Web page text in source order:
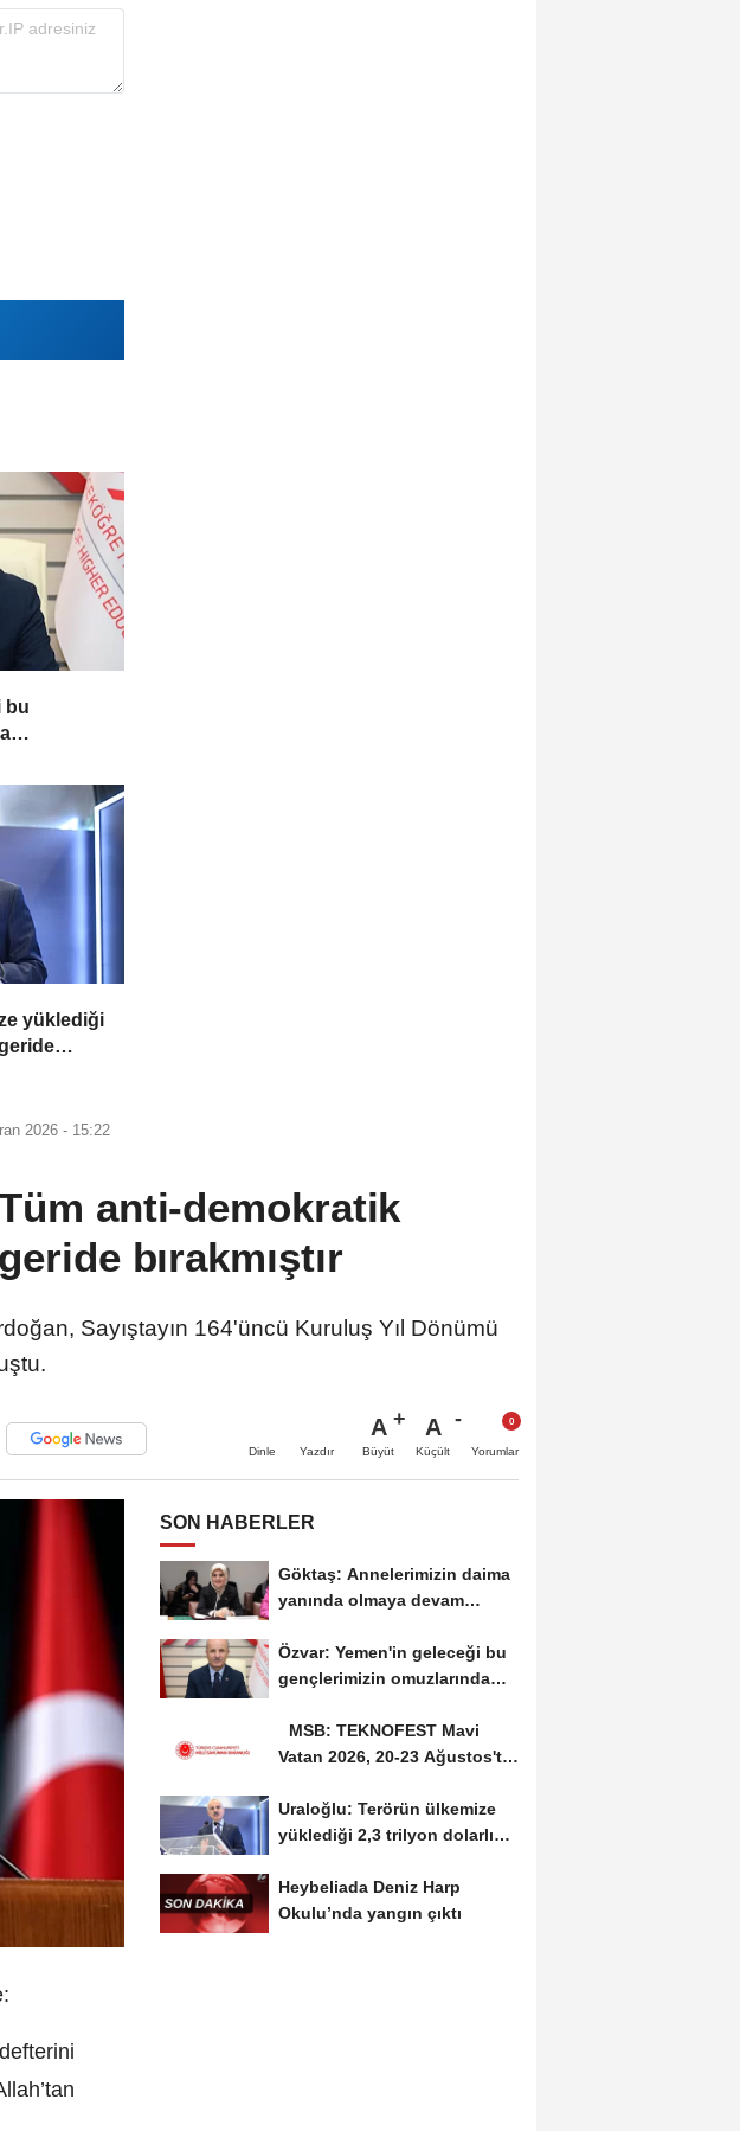
bu
yüklediği
2026 - 15:22
anti-demokratik
bırakmıştır
Sayıştayın 164'üncü Kuruluş Yıl Dönümü
Dinle Yazdır
A
Büyüt
A
Küçült Yorumlar
SON HABERLER
Göktaş: Annelerimizin daima
yanında olmaya devam
Özvar: Yemen'in geleceği bu
gençlerimizin omuzlarında
MSB: TEKNOFEST Mavi
Vatan 2026, 20-23 Ağustos'ta
Uraloğlu: Terörün ülkemize
yüklediği 2,3 trilyon dolarlık
Heybeliada Deniz Harp
Okulu’nda yangın çıktı